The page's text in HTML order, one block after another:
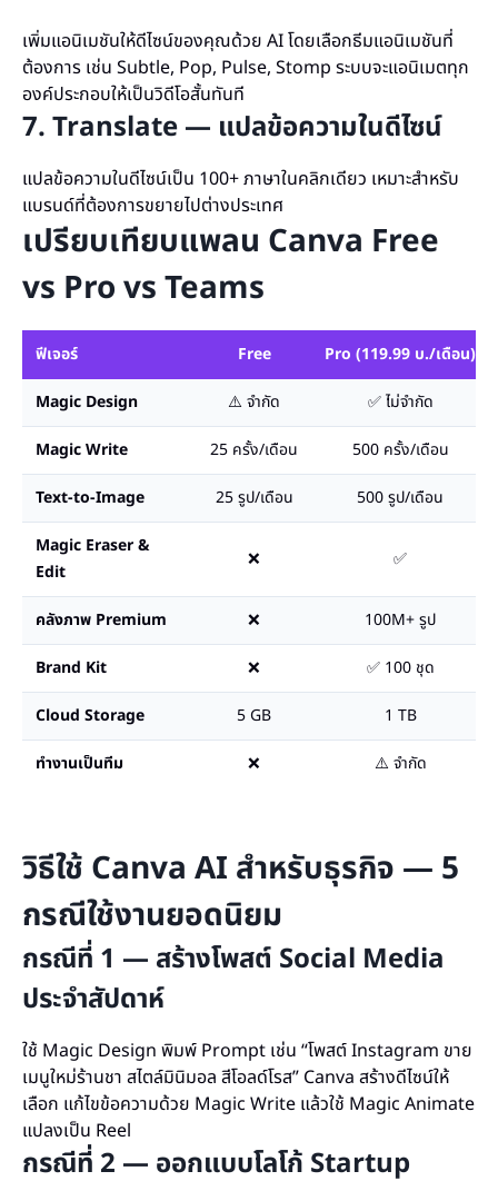
เพิ่มแอนิเมชันให้ดีไซน์ของคุณด้วย AI โดยเลือกธีมแอนิเมชันที่
ต้องการ เช่น Subtle, Pop, Pulse, Stomp ระบบจะแอนิเมตทุก
องค์ประกอบให้เป็นวิดีโอสั้นทันที
7. Translate — แปลข้อความในดีไซน์
แปลข้อความในดีไซน์เป็น 100+ ภาษาในคลิกเดียว เหมาะสำหรับ
แบรนด์ที่ต้องการขยายไปต่างประเทศ
เปรียบเทียบแพลน Canva Free
vs Pro vs Teams
ฟีเจอร์ Free Pro (119.99 บ./เดือน)
Magic Design ⚠️ จำกัด ✅ ไม่จำกัด
Magic Write 25 ครั้ง/เดือน 500 ครั้ง/เดือน
Text-to-Image 25 รูป/เดือน 500 รูป/เดือน
Magic Eraser &
Edit
❌ ✅
คลังภาพ Premium ❌ 100M+ รูป
Brand Kit ❌ ✅ 100 ชุด
Cloud Storage 5 GB 1 TB
ทำงานเป็นทีม ❌ ⚠️ จำกัด
วิธีใช้ Canva AI สำหรับธุรกิจ — 5
กรณีใช้งานยอดนิยม
กรณีที่ 1 — สร้างโพสต์ Social Media
ประจำสัปดาห์
ใช้ Magic Design พิมพ์ Prompt เช่น “โพสต์ Instagram ขาย
เมนูใหม่ร้านชา สไตล์มินิมอล สีโอลด์โรส” Canva สร้างดีไซน์ให้
เลือก แก้ไขข้อความด้วย Magic Write แล้วใช้ Magic Animate
แปลงเป็น Reel
กรณีที่ 2 — ออกแบบโลโก้ Startup